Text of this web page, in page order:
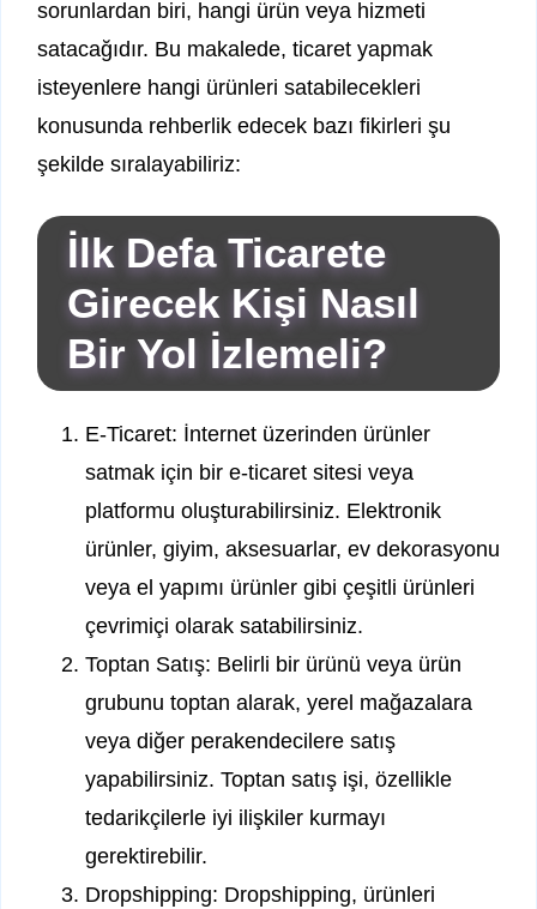
sorunlardan biri, hangi ürün veya hizmeti
satacağıdır. Bu makalede, ticaret yapmak
isteyenlere hangi ürünleri satabilecekleri
konusunda rehberlik edecek bazı fikirleri şu
şekilde sıralayabiliriz:
İlk Defa Ticarete
Girecek Kişi Nasıl
Bir Yol İzlemeli?
E-Ticaret: İnternet üzerinden ürünler
satmak için bir e-ticaret sitesi veya
platformu oluşturabilirsiniz. Elektronik
ürünler, giyim, aksesuarlar, ev dekorasyonu
veya el yapımı ürünler gibi çeşitli ürünleri
çevrimiçi olarak satabilirsiniz.
Toptan Satış: Belirli bir ürünü veya ürün
grubunu toptan alarak, yerel mağazalara
veya diğer perakendecilere satış
yapabilirsiniz. Toptan satış işi, özellikle
tedarikçilerle iyi ilişkiler kurmayı
gerektirebilir.
Dropshipping: Dropshipping, ürünleri